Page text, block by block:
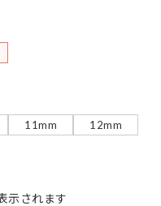
11mm
12mm
示されます